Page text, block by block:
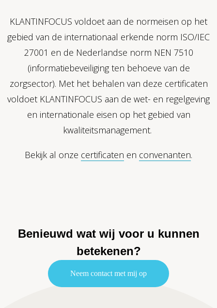
KLANTINFOCUS voldoet aan de normeisen op het
gebied van de internationaal erkende norm ISO/IEC
27001 en de Nederlandse norm NEN 7510
(informatiebeveiliging ten behoeve van de
zorgsector). Met het behalen van deze certificaten
voldoet KLANTINFOCUS aan de wet- en regelgeving
en internationale eisen op het gebied van
kwaliteitsmanagement.
Bekijk al onze certificaten en convenanten.
Benieuwd wat wij voor u kunnen
betekenen?
Neem contact met mij op